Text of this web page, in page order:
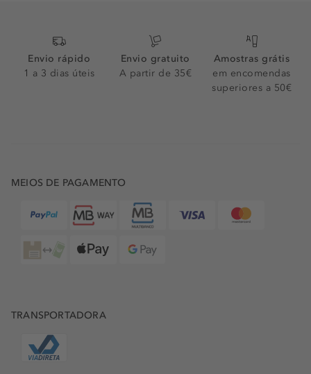
Envio rápido
1 a 3 dias úteis
Envio gratuito
A partir de 35€
Amostras grátis
em encomendas
superiores a 50€
MEIOS DE PAGAMENTO
TRANSPORTADORA